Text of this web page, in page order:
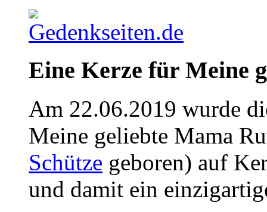
Eine Kerze für Meine
Am 22.06.2019 wurde
Meine geliebte Mama
Schütze geboren) auf
und damit ein